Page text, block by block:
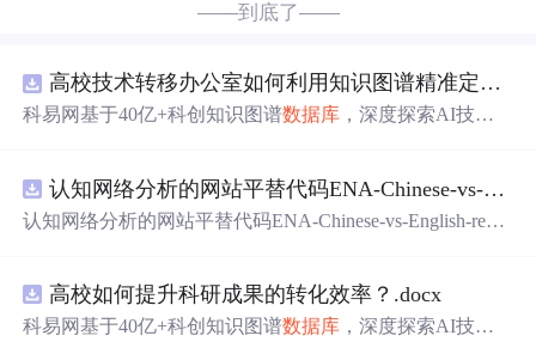
——到底了——
高校技术转移办公室如何利用知识图谱精准定位产业需求与技术适配点？.docx
科易网基于40亿+科创知识图谱数据库 ，深度探索AI技术
新领域的AI+数智化解决方案，推动科技创新与产业创新
智能化发展。
认知网络分析的网站平替代码ENA-Chinese-vs-English-reproducible.zip
认知网络分析的网站平替代码ENA-Chinese-vs-English-repro
高校如何提升科研成果的转化效率？.docx
科易网基于40亿+科创知识图谱数据库 ，深度探索AI技术